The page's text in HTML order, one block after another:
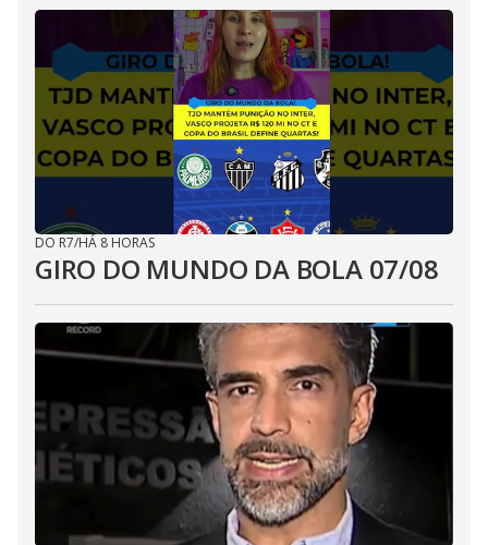
DO R7/HÁ 8 HORAS
GIRO DO MUNDO DA BOLA 07/08